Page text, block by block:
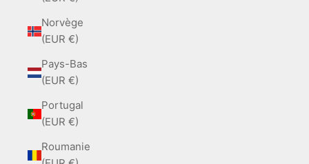
Norvège
(EUR €)
Pays-Bas
(EUR €)
Portugal
(EUR €)
Roumanie